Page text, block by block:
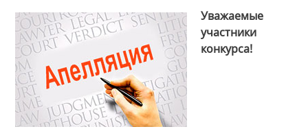
Уважаемые
участники
конкурса!